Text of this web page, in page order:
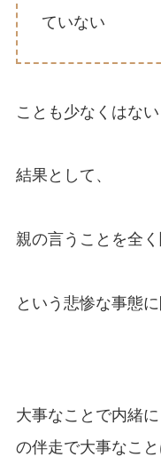
ていない
ことも少なくはない
結果として、
親の言うことを全
という悲惨な事態
大事なことで内緒
の伴走で大事なこ